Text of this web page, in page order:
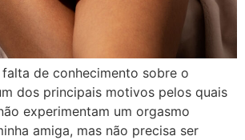
de conhecimento sobre o
dos principais motivos pelos quais
experimentam um orgasmo
amiga, mas não precisa ser